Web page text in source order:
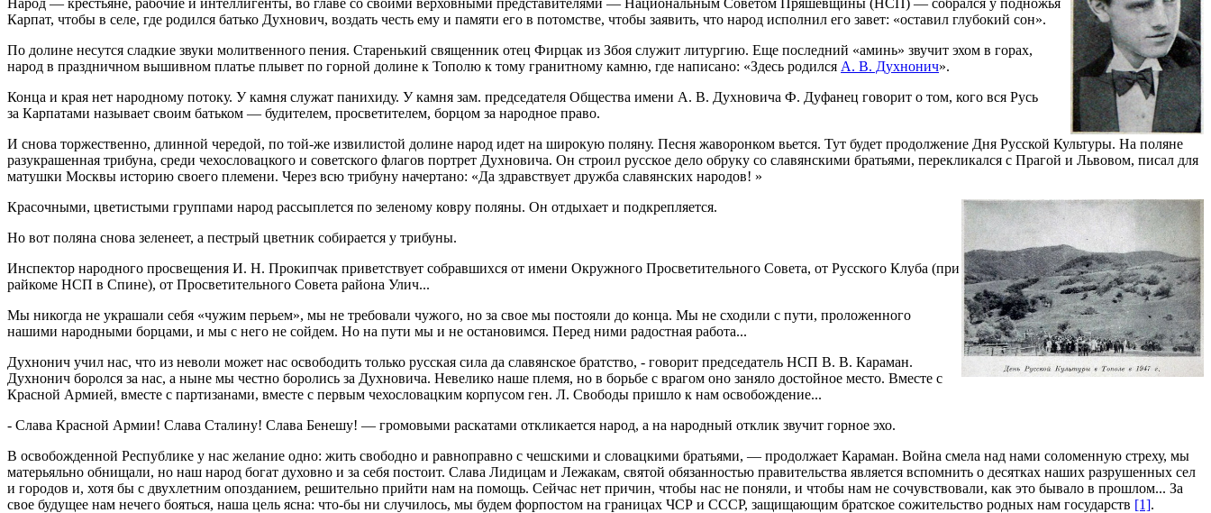
Карпат, чтобы в селе, где родился батько Духнович, воздать честь ему и памяти его в потомстве, чтобы заявить, что народ исполнил его завет: «оставил глубокий сон».
По долине несутся сладкие звуки молитвенного пения. Старенький священник отец Фирцак из Збоя служит литургию. Еще последний «аминь» звучит эхом в горах,
народ в праздничном вышивном платье плывет по горной долине к Тополю к тому гранитному камню, где написано: «Здесь родился А. В. Духнонич».
Конца и края нет народному потоку. У камня служат панихиду. У камня зам. председателя Общества имени А. В. Духновича Ф. Дуфанец говорит о том, кого вся Русь
за Карпатами называет своим батьком — будителем, просветителем, борцом за народное право.
И снова торжественно, длинной чередой, по той-же извилистой долине народ идет на широкую поляну. Песня жаворонком вьется. Тут будет продолжение Дня Русской Культуры. На поляне
разукрашенная трибуна, среди чехословацкого и советского флагов портрет Духновича. Он строил русское дело обруку со славянскими братьями, перекликался с Прагой и Львовом, писал для
матушки Москвы историю своего племени. Через всю трибуну начертано: «Да здравствует дружба славянских народов! »
Красочными, цветистыми группами народ рассыплется по зеленому ковру поляны. Он отдыхает и подкрепляется.
Но вот поляна снова зеленеет, а пестрый цветник собирается у трибуны.
Инспектор народного просвещения И. Н. Прокипчак приветствует собравшихся от имени Окружного Просветительного Совета, от Русского Клуба (при
райкоме НСП в Спине), от Просветительного Совета района Улич...
Мы никогда не украшали себя «чужим перьем», мы не требовали чужого, но за свое мы постояли до конца. Мы не сходили с пути, проложенного
нашими народными борцами, и мы с него не сойдем. Но на пути мы и не остановимся. Перед ними радостная работа...
Духнонич учил нас, что из неволи может нас освободить только русская сила да славянское братство, - говорит председатель НСП В. В. Караман.
Духнонич боролся за нас, а ныне мы честно боролись за Духновича. Невелико наше племя, но в борьбе с врагом оно заняло достойное место. Вместе с
Красной Армией, вместе с партизанами, вместе с первым чехословацким корпусом ген. Л. Свободы пришло к нам освобождение...
- Слава Красной Армии! Слава Сталину! Слава Бенешу! — громовыми раскатами откликается народ, а на народный отклик звучит горное эхо.
В освобожденной Республике у нас желание одно: жить свободно и равноправно с чешскими и словацкими братьями, — продолжает Караман. Война смела над нами соломенную стреху, мы
матерьяльно обнищали, но наш народ богат духовно и за себя постоит. Слава Лидицам и Лежакам, святой обязанностью правительства является вспомнить о десятках наших разрушенных сел
и городов и, хотя бы с двухлетним опозданием, решительно прийти нам на помощь. Сейчас нет причин, чтобы нас не поняли, и чтобы нам не сочувствовали, как это бывало в прошлом... За
свое будущее нам нечего бояться, наша цель ясна: что-бы ни случилось, мы будем форпостом на границах ЧСР и СССР, защищающим братское сожительство родных нам государств [1].